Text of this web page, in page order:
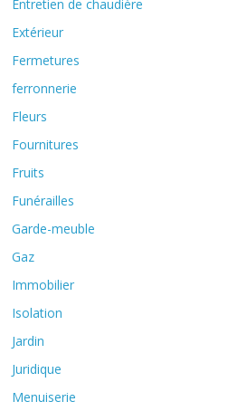
Entretien de chaudière
Extérieur
Fermetures
ferronnerie
Fleurs
Fournitures
Fruits
Funérailles
Garde-meuble
Gaz
Immobilier
Isolation
Jardin
Juridique
Menuiserie